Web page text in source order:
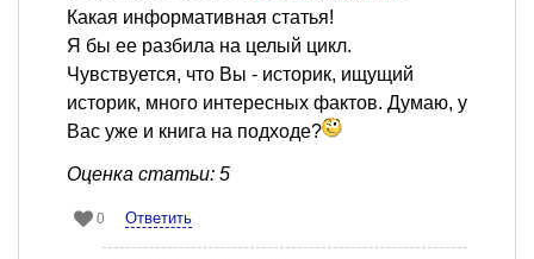
Какая информативная статья!
Я бы ее разбила на целый цикл.
Чувствуется, что Вы - историк, ищущий
историк, много интересных фактов. Думаю, у
Вас уже и книга на подходе?
Оценка статьи: 5
0 Ответить